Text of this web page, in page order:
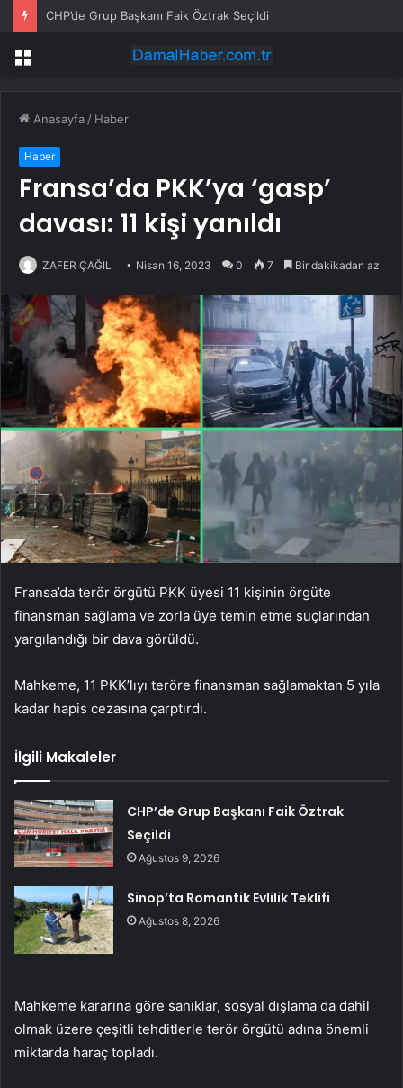
CHP’de Grup Başkanı Faik Öztrak Seçildi
Menü
Anasayfa / Haber
Haber
Fransa’da PKK’ya ‘gasp’
davası: 11 kişi yanıldı
ZAFER ÇAĞIL Nisan 16, 2023 0 7 Bir dakikadan az
Fransa’da terör örgütü PKK üyesi 11 kişinin örgüte
finansman sağlama ve zorla üye temin etme suçlarından
yargılandığı bir dava görüldü.
Mahkeme, 11 PKK’lıyı teröre finansman sağlamaktan 5 yıla
kadar hapis cezasına çarptırdı.
İlgili Makaleler
CHP’de Grup Başkanı Faik Öztrak
Seçildi
Ağustos 9, 2026
Sinop’ta Romantik Evlilik Teklifi
Ağustos 8, 2026
Mahkeme kararına göre sanıklar, sosyal dışlama da dahil
olmak üzere çeşitli tehditlerle terör örgütü adına önemli
miktarda haraç topladı.